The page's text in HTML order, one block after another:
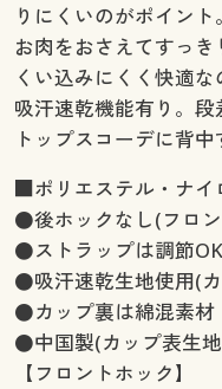
りにくいのがポイン
お肉をおさえてすっ
くい込みにくく快適
吸汗速乾機能有り。
トップスコーデに背
■ポリエステル・ナイ
●後ホックなし(フロ
●ストラップは調節
●吸汗速乾生地使用(
●カップ裏は綿混素材
●中国製(カップ表生
【フロントホック】